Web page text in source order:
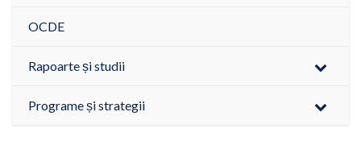
OCDE
Rapoarte și studii
Programe și strategii